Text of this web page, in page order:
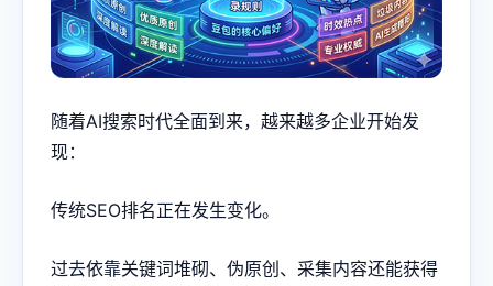
随着AI搜索时代全面到来，越来越多企业开始发
现：
传统SEO排名正在发生变化。
过去依靠关键词堆砌、伪原创、采集内容还能获得